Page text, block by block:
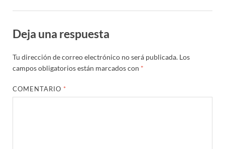
Deja una respuesta
Tu dirección de correo electrónico no será publicada. Los
campos obligatorios están marcados con *
COMENTARIO *